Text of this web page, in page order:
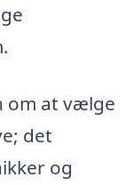
om at vælge
det
og